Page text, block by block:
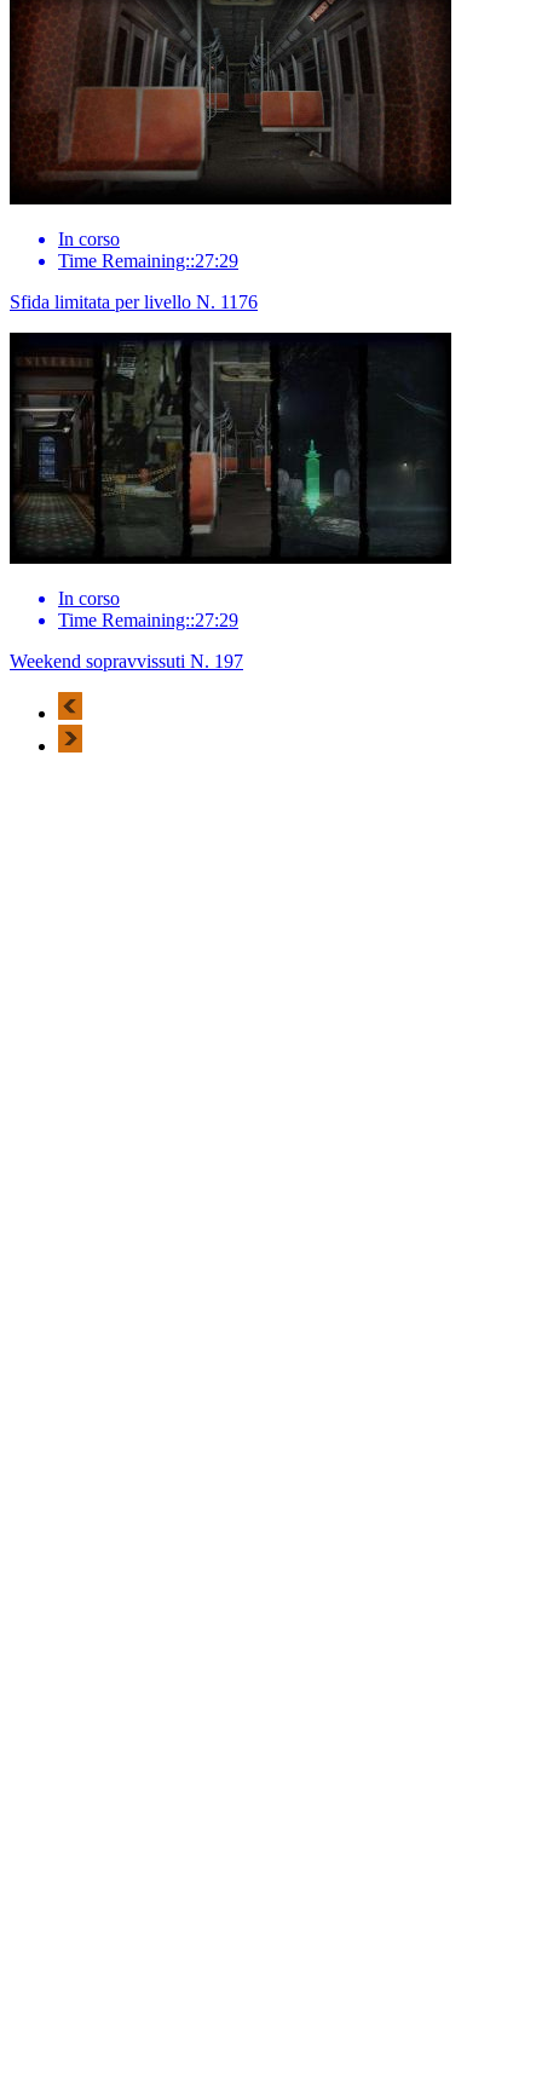
In corso
Time Remaining::27:29
Sfida limitata per livello N. 1176
In corso
Time Remaining::27:29
Weekend sopravvissuti N. 197